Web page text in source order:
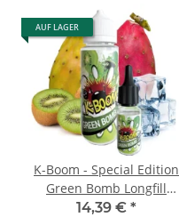
AUF LAGER
K-Boom - Special Edition
Green Bomb Longfill
Aroma
14,39 € *